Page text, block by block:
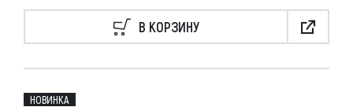
В КОРЗИНУ
НОВИНКА